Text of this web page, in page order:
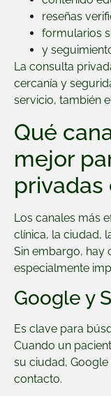
reseñas
formularios
y
La consulta
cercanía y
servicio, también
Qué
mejor
privadas
Los canales más
clínica, la ciudad,
Sin embargo, hay
especialmente
Google y
Es clave para
Cuando un
su ciudad,
contacto.